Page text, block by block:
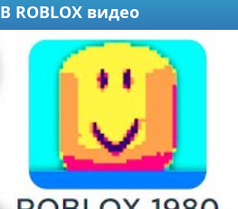
видео